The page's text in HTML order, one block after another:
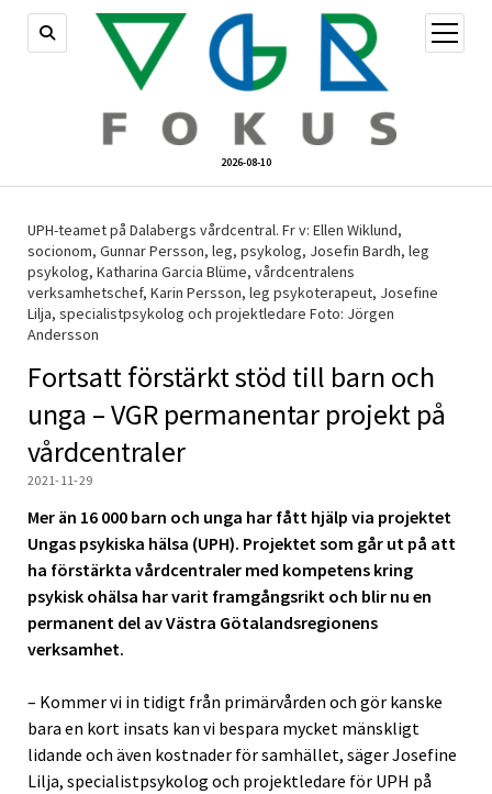
2026-08-10
öppna
meny
UPH-teamet på Dalabergs vårdcentral. Fr v: Ellen Wiklund,
socionom, Gunnar Persson, leg, psykolog, Josefin Bardh, leg
psykolog, Katharina Garcia Blüme, vårdcentralens
verksamhetschef, Karin Persson, leg psykoterapeut, Josefine
Lilja, specialistpsykolog och projektledare Foto: Jörgen
Andersson
Fortsatt förstärkt stöd till barn och
unga – VGR permanentar projekt på
vårdcentraler
2021-11-29
Mer än 16 000 barn och unga har fått hjälp via projektet
Ungas psykiska hälsa (UPH). Projektet som går ut på att
ha förstärkta vårdcentraler med kompetens kring
psykisk ohälsa har varit framgångsrikt och blir nu en
permanent del av Västra Götalandsregionens
verksamhet.
– Kommer vi in tidigt från primärvården och gör kanske
bara en kort insats kan vi bespara mycket mänskligt
lidande och även kostnader för samhället, säger Josefine
Lilja, specialistpsykolog och projektledare för UPH på